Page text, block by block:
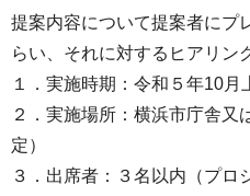
提案内容について提案者にプ
らい、それに対するヒアリン
１．実施時期：令和５年10月
２．実施場所：横浜市庁舎又
定）
３．出席者：３名以内（プロ